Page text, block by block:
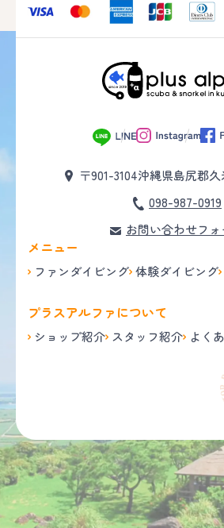
〒901-3104沖縄県島尻郡久
098-987-0919
お問い合わせフォ
メニュー
ファンダイビング 体験ダイビング
プラスアルファについて
ショップ紹介 スタッフ紹介 よく